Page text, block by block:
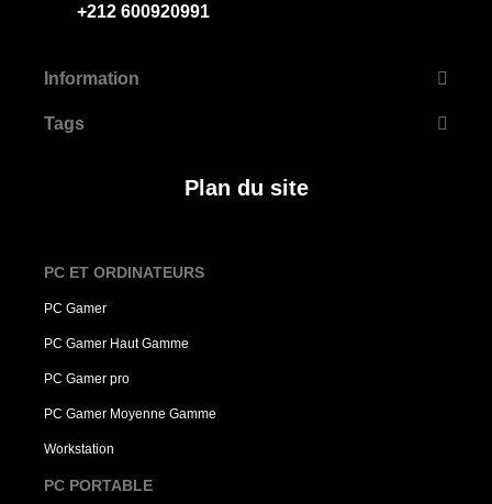
+212 600920991
Information
Tags
Plan du site
PC ET ORDINATEURS
PC Gamer
PC Gamer Haut Gamme
PC Gamer pro
PC Gamer Moyenne Gamme
Workstation
PC PORTABLE